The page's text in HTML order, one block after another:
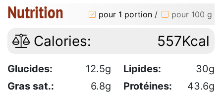
Nutrition pour 1 portion / pour 100 g
Calories: 557Kcal
Glucides: 12.5g Lipides:
30g
Gras sat.:
6.8g Protéines:
43.6g